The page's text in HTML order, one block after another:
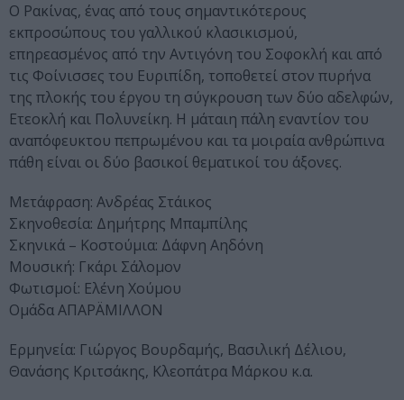
Ο Ρακίνας, ένας από τους σημαντικότερους
εκπροσώπους του γαλλικού κλασικισμού,
επηρεασμένος από την Αντιγόνη του Σοφοκλή και από
τις Φοίνισσες του Ευριπίδη, τοποθετεί στον πυρήνα
της πλοκής του έργου τη σύγκρουση των δύο αδελφών,
Ετεοκλή και Πολυνείκη. Η μάταιη πάλη εναντίον του
αναπόφευκτου πεπρωμένου και τα μοιραία ανθρώπινα
πάθη είναι οι δύο βασικοί θεματικοί του άξονες.
Μετάφραση: Ανδρέας Στάικος
Σκηνοθεσία: Δημήτρης Μπαμπίλης
Σκηνικά – Κοστούμια: Δάφνη Αηδόνη
Μουσική: Γκάρι Σάλομον
Φωτισμοί: Ελένη Χούμου
Ομάδα ΑΠΑΡÄΜΙΛΛΟΝ
Ερμηνεία: Γιώργος Βουρδαμής, Βασιλική Δέλιου,
Θανάσης Κριτσάκης, Κλεοπάτρα Μάρκου κ.α.